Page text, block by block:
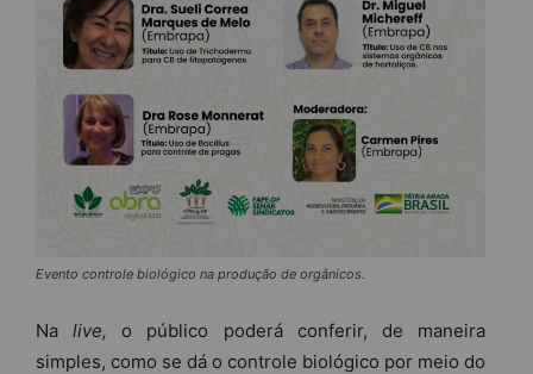
Evento controle biológico na produção de orgânicos.
Nalive, o público poderá conferir, de maneira
simples, como se dá o controle biológico por meio do